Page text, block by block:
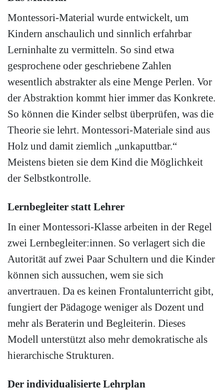
Montessori-Material wurde entwickelt, um
Kindern anschaulich und sinnlich erfahrbar
Lerninhalte zu vermitteln. So sind etwa
gesprochene oder geschriebene Zahlen
wesentlich abstrakter als eine Menge Perlen. Vor
der Abstraktion kommt hier immer das Konkrete.
So können die Kinder selbst überprüfen, was die
Theorie sie lehrt. Montessori-Materiale sind aus
Holz und damit ziemlich „unkaputtbar.“
Meistens bieten sie dem Kind die Möglichkeit
der Selbstkontrolle.
Lernbegleiter statt Lehrer
In einer Montessori-Klasse arbeiten in der Regel
zwei Lernbegleiter:innen. So verlagert sich die
Autorität auf zwei Paar Schultern und die Kinder
können sich aussuchen, wem sie sich
anvertrauen. Da es keinen Frontalunterricht gibt,
fungiert der Pädagoge weniger als Dozent und
mehr als Beraterin und Begleiterin. Dieses
Modell unterstützt also mehr demokratische als
hierarchische Strukturen.
Der individualisierte Lehrplan